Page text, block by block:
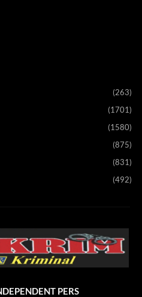
(263)
(1701)
(1580)
(875)
(831)
(492)
PERS